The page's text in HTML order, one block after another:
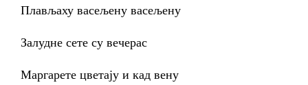
Плављаху васељену васељену
Залудне сете су вечерас
Маргарете цветају и кад вену